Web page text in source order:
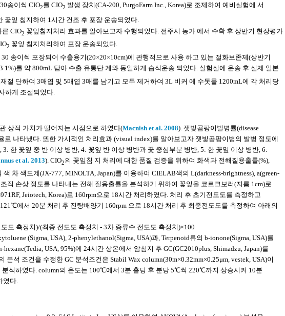
송이씩 CIO2를 CIO2 발생 장치(CA-200, PurgoFarm Inc., Korea)로 조제하여 예비실험에 서
꽃잎 침지하여 1시간 건조 후 포장 운송되었다.
CIO2 꽃잎침지처리 효과를 알아보고자 수행되었다. 전주시 농가 에서 수확 후 상반기 현장평가
2 꽃잎 침지처리하여 포장 운송되었다.
송이씩 포장되어 수출용기(20×20×10cm)에 관행적으로 사용 하고 있는 절화보존제(상반기
1%)를 약 800mL 담아 수출 유통단 계와 동일하게 습식운송 되었다. 실험실에 운송 후 실제 일본
절 단하여 3매엽 및 5매엽 3매를 남기고 모두 제거하여 3L 비커 에 수돗물 1200mL에 각 처리당
하게 조절되었다.
상적 가치가 떨어지는 시점으로 하였다(Macnish et al. 2008). 잿빛곰팡이발병률(disease
로 나타냈다. 또한 가시적인 처리효과 (visual index)를 알아보고자 잿빛곰팡이병의 발병 정도에
한 꽃잎 중 반 이상 병반, 4: 꽃잎 반 이상 병반과 꽃 중심부분 병반, 5: 한 꽃잎 이상 병반, 6:
et al. 2013). CIO2의 꽃잎침 지 처리에 대한 품질 검증을 위하여 화색과 전해질용출률(%),
차 색도계(JX-777, MINOLTA, Japan)를 이용하여 CIELAB색의 L(darkness-brightness), a(green-
직 손상 정도를 나타내는 전해 질용출률을 분석하기 위하여 꽃잎을 코르크보러(지름 1cm)로
Jeiotech, Korea)로 160rpm으로 18시간 처리하였다. 처리 후 초기전도도를 측정하고
에서 20분 처리 후 진탕배양기 160rpm 으로 18시간 처리 후 최종전도도를 측정하여 아래의
도 측정치)/(최종 전도도 측정치 - 3차 증류수 전도도 측정치)×100
(Sigma, USA), 2-phenylethanol(Sigma, USA)과, Terpenoid류의 b-ionone(Sigma, USA)를
USA, 95%)에 24시간 상온에서 암침지 후 GC(GC2010plus, Shimadzu, Japan)를
분석 조건을 수정한 GC 분석조건은 Stabil Wax column(30m×0.32mm×0.25μm, vestek, USA)이
석하였다. column의 온도는 100℃에서 3분 홀딩 후 분당 5℃씩 220℃까지 상승시켜 10분
였다.